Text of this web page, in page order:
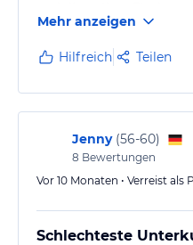
auch nicht dazu bei, um
Die Zufahrtwege sind
staubig. Ein ganz großes
Von Sonnenaufgang bis
Einfach zu laut dieses
oder her. Hier muss
Mehr anzeigen
Hilfreich Teilen
Jenny (56-60)
8 Bewertungen
Vor 10 Monaten • Verreist
Schlechteste